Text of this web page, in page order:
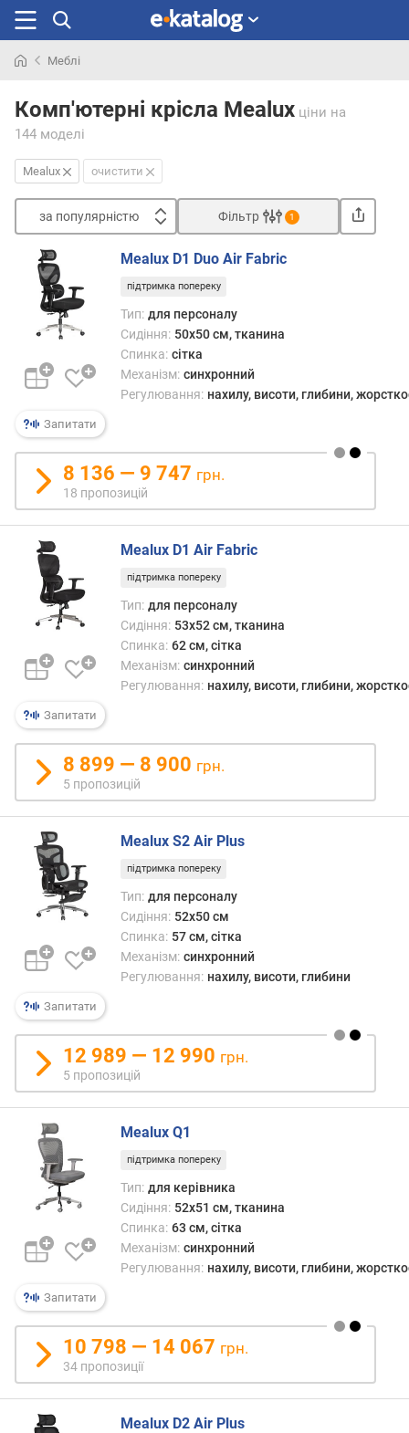
раніше
Меблі
Комп'ютерні крісла Mealux ціни на
144 моделі
Mealux очистити
за популярністю
з
а
п
о
у
л
р
н
с
в
і
д
д
ш
е
и
х
д
о
д
о
о
г
и
х
і
о
р
о
г
и
х
д
о
д
е
ш
в
и
з
а
в
і
д
г
Фільтр 1
Запитати
Mealux D1 Duo Air Fabric
підтримка попереку
Тип: для персоналу
Сидіння: 50x50 см, тканина
Спинка: сітка
Механізм: синхронний
Регулювання: нахилу, висоти, глибини,
8 136 — 9 747 грн.
18 пропозицій
Запитати
Mealux D1 Air Fabric
підтримка попереку
Тип: для персоналу
Сидіння: 53x52 см, тканина
Спинка: 62 см, сітка
Механізм: синхронний
Регулювання: нахилу, висоти, глибини,
8 899 — 8 900 грн.
5 пропозицій
Запитати
Mealux S2 Air Plus
підтримка попереку
Тип: для персоналу
Сидіння: 52x50 см
Спинка: 57 см, сітка
Механізм: синхронний
Регулювання: нахилу, висоти, глибини
12 989 — 12 990 грн.
5 пропозицій
Запитати
Mealux Q1
підтримка попереку
Тип: для керівника
Сидіння: 52x51 см, тканина
Спинка: 63 см, сітка
Механізм: синхронний
Регулювання: нахилу, висоти, глибини,
10 798 — 14 067 грн.
34 пропозиції
Mealux D2 Air Plus